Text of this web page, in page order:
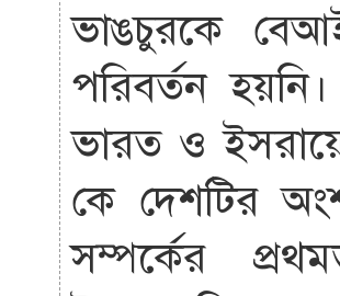
ভাঙচুরকে
পরিবর্তন
ভারত ও
কে দেশটির
সম্পর্কের